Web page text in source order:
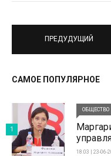
ПРЕДУДУЩИЙ
САМОЕ ПОПУЛЯРНОЕ
ОБЩЕСТВО
18:03 | 23-06-
1